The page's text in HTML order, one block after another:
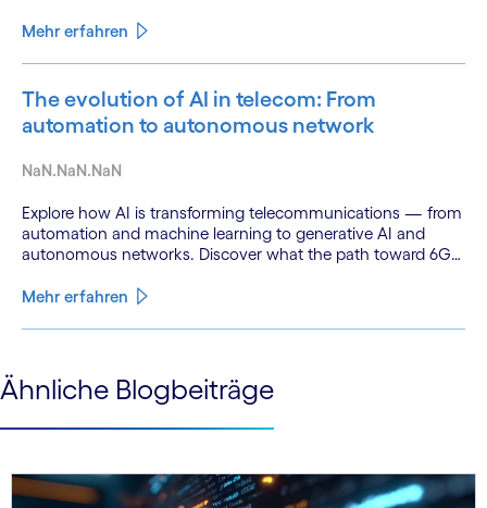
Mehr erfahren
The evolution of AI in telecom: From
automation to autonomous network
NaN.NaN.NaN
Explore how AI is transforming telecommunications — from
automation and machine learning to generative AI and
autonomous networks. Discover what the path toward 6G
Mehr erfahren
See more See less
Ähnliche Blogbeiträge